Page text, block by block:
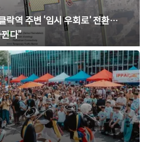
락역 주변 ‘임시 우회로’ 전환…
다”